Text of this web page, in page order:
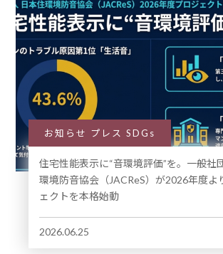
お知らせ プレス SDGs
住宅性能表示に“音環境評価”を。一般社
環境防音協会（JACReS）が2026年度よ
ェクトを本格始動
2026.06.25